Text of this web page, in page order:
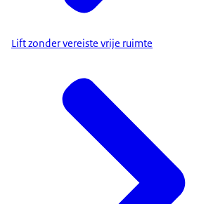
Lift zonder vereiste vrije ruimte